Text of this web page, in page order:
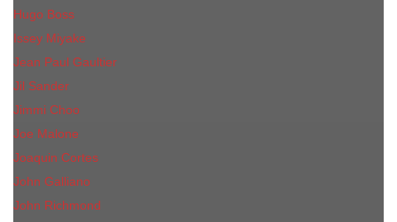
Hugo Boss
Issey Miyake
Jean Paul Gaultier
Jil Sander
Jimmi Choo
Jое Malоnе
Joaquin Cortes
John Galliano
John Richmond